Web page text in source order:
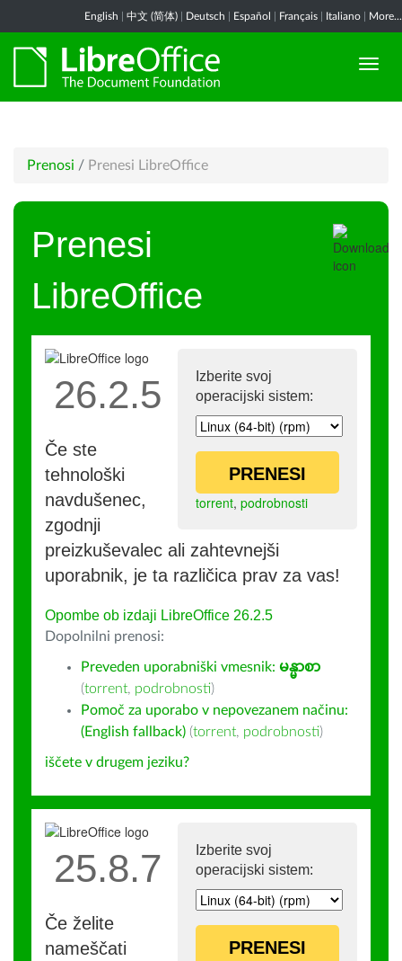
English 中文 (简体) Deutsch Español Français Italiano More...
Prenosi / Prenesi LibreOffice
Prenesi
LibreOffice
Izberite svoj
operacijski sistem:
PRENESI
torrent, podrobnosti
26.2.5
Če ste
tehnološki
navdušenec,
zgodnji
preizkuševalec ali zahtevnejši
uporabnik, je ta različica prav za vas!
Opombe ob izdaji LibreOffice 26.2.5
Dopolnilni prenosi:
Preveden uporabniški vmesnik: မန္မာစာ
(torrent, podrobnosti)
Pomoč za uporabo v nepovezanem načinu:
(English fallback) (torrent, podrobnosti)
iščete v drugem jeziku?
Izberite svoj
operacijski sistem:
PRENESI
25.8.7
Če želite
nameščati